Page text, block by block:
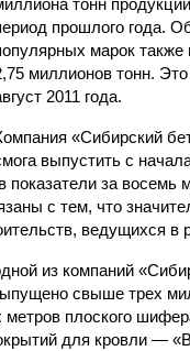
тонн
прошлого года.
марок
миллионов тонн.
2011 года.
«Сибирский
выпустить с
показатели за восемь
с тем, что
ведущихся в
из компаний
свыше трех
плоского
для кровли —